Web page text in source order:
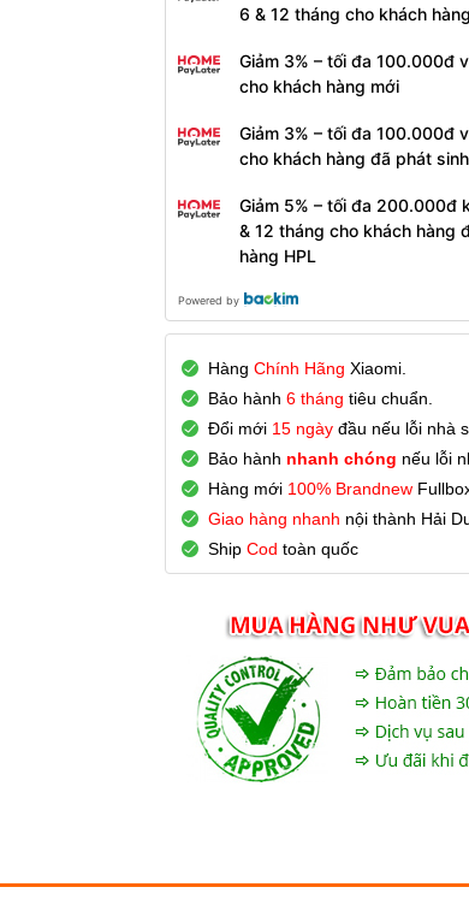
6 & 12 tháng cho khách
Giảm 3% – tối đa 100.000đ
cho khách hàng mới
Giảm 3% – tối đa 100.000đ
cho khách hàng đã phát
Giảm 5% – tối đa 200.000đ
& 12 tháng cho khách hàng
hàng HPL
Powered by
Hàng Chính Hãng Xiaomi.
Bảo hành 6 tháng tiêu chuẩn.
Đổi mới 15 ngàyđầu nếu lỗi nhà
Bảo hành nhanh chóng nếu lỗi
Hàng mới 100% Brandnew
Giao hàng nhanh nội thành Hải
ShipCod toàn quốc